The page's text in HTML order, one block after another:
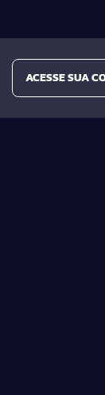
ACESSE SUA